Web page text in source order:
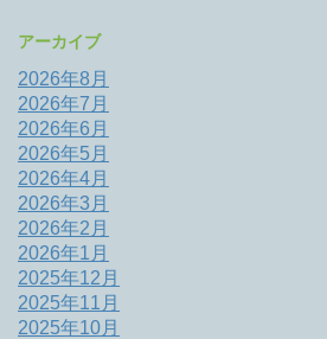
アーカイブ
2026年8月
2026年7月
2026年6月
2026年5月
2026年4月
2026年3月
2026年2月
2026年1月
2025年12月
2025年11月
2025年10月